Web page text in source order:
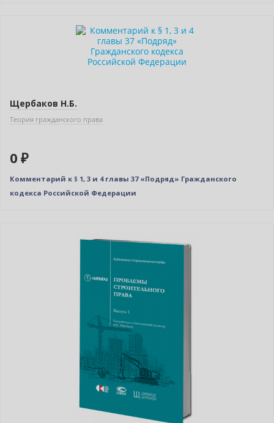
Щербаков Н.Б.
Теория гражданского права
0 ₽
Комментарий к § 1, 3 и 4 главы 37 «Подряд» Гражданского
кодекса Российской Федерации